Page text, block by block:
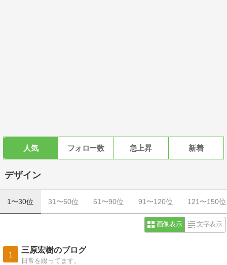
人気 フォロー数 急上昇 新着
デザイン
1〜30位 31〜60位 61〜90位 91〜120位 121〜150位
画像表示 文字表示
1
三原宏樹のブログ
日常を綴ってます。